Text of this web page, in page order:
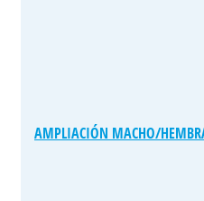
AMPLIACIÓN MACHO/